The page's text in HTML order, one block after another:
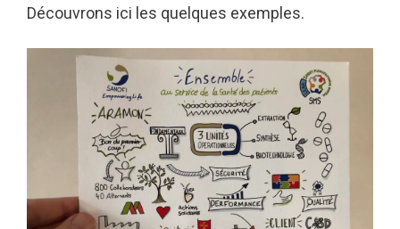
Découvrons ici les quelques exemples.